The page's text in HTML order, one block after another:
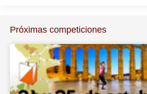
Próximas competiciones